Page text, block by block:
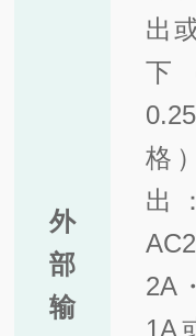
外
部
输
出
下
格）
出
2A
1A